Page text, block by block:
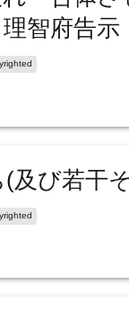
智府告
及び若干